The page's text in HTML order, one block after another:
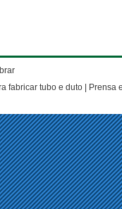
fabricar tubo e duto Prensa